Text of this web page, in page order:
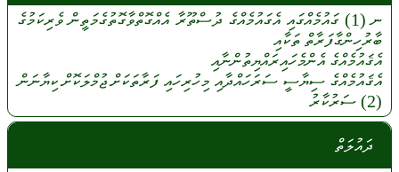
ނ (1)
ގައުމެއްގައިއެގައުމެއްގެ ދުސްތޫރާއެއްގޮތްވާގޮތުގެމަތީންވެރިކަމުގެ
ބާރުހިންގާފަރާތް ތަކާއި
އެޤައުމެއްގެއެންމެހައިރައްޔިތުންނާއި
އެޤައުމެއްގެ ސިޔާސީ ސަރަހައްދާއި މިހުރިހައިފަރާތަކަށްޖުމްލަކޮށްކިޔާނަން
(2)
ސަރުކާރު
ދައުލަތް